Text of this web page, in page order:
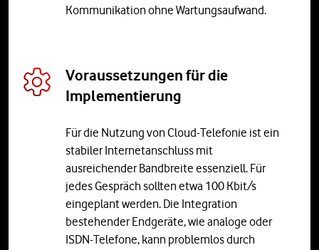
Kommunikation ohne Wartungsaufwand.
Voraussetzungen für die
Implementierung
Für die Nutzung von Cloud-Telefonie ist ein
stabiler Internetanschluss mit
ausreichender Bandbreite essenziell. Für
jedes Gespräch sollten etwa 100 Kbit/s
eingeplant werden. Die Integration
bestehender Endgeräte, wie analoge oder
ISDN-Telefone, kann problemlos durch